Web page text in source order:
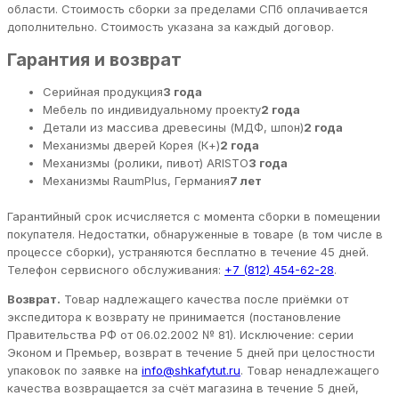
области. Стоимость сборки за пределами СПб оплачивается
дополнительно. Стоимость указана за каждый договор.
Гарантия и возврат
Серийная продукция3 года
Мебель по индивидуальному проекту2 года
Детали из массива древесины (МДФ, шпон)2 года
Механизмы дверей Корея (К+)2 года
Механизмы (ролики, пивот) ARISTO3 года
Механизмы RaumPlus, Германия7 лет
Гарантийный срок исчисляется с момента сборки в помещении
покупателя. Недостатки, обнаруженные в товаре (в том числе в
процессе сборки), устраняются бесплатно в течение 45 дней.
Телефон сервисного обслуживания: +7 (812) 454-62-28.
Возврат. Товар надлежащего качества после приёмки от
экспедитора к возврату не принимается (постановление
Правительства РФ от 06.02.2002 № 81). Исключение: серии
Эконом и Премьер, возврат в течение 5 дней при целостности
упаковок по заявке на info@shkafytut.ru. Товар ненадлежащего
качества возвращается за счёт магазина в течение 5 дней,